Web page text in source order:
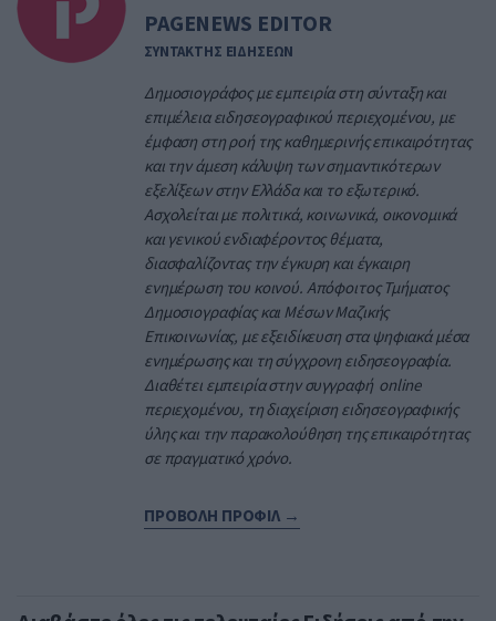
PAGENEWS EDITOR
ΣΥΝΤΑΚΤΗΣ ΕΙΔΗΣΕΩΝ
Δημοσιογράφος με εμπειρία στη σύνταξη και
επιμέλεια ειδησεογραφικού περιεχομένου, με
έμφαση στη ροή της καθημερινής επικαιρότητας
και την άμεση κάλυψη των σημαντικότερων
εξελίξεων στην Ελλάδα και το εξωτερικό.
Ασχολείται με πολιτικά, κοινωνικά, οικονομικά
και γενικού ενδιαφέροντος θέματα,
διασφαλίζοντας την έγκυρη και έγκαιρη
ενημέρωση του κοινού. Απόφοιτος Τμήματος
Δημοσιογραφίας και Μέσων Μαζικής
Επικοινωνίας, με εξειδίκευση στα ψηφιακά μέσα
ενημέρωσης και τη σύγχρονη ειδησεογραφία.
Διαθέτει εμπειρία στην συγγραφή online
περιεχομένου, τη διαχείριση ειδησεογραφικής
ύλης και την παρακολούθηση της επικαιρότητας
σε πραγματικό χρόνο.
ΠΡΟΒΟΛΗ ΠΡΟΦΙΛ →